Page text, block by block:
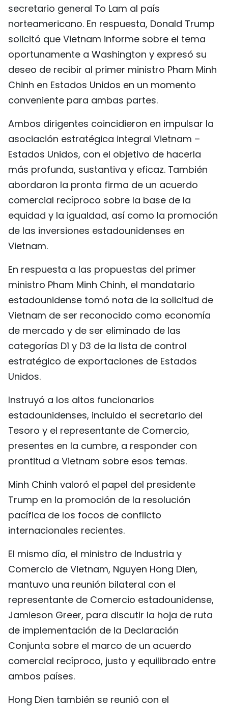
secretario general To Lam al país
norteamericano. En respuesta, Donald Trump
solicitó que Vietnam informe sobre el tema
oportunamente a Washington y expresó su
deseo de recibir al primer ministro Pham Minh
Chinh en Estados Unidos en un momento
conveniente para ambas partes.
Ambos dirigentes coincidieron en impulsar la
asociación estratégica integral Vietnam –
Estados Unidos, con el objetivo de hacerla
más profunda, sustantiva y eficaz. También
abordaron la pronta firma de un acuerdo
comercial recíproco sobre la base de la
equidad y la igualdad, así como la promoción
de las inversiones estadounidenses en
Vietnam.
En respuesta a las propuestas del primer
ministro Pham Minh Chinh, el mandatario
estadounidense tomó nota de la solicitud de
Vietnam de ser reconocido como economía
de mercado y de ser eliminado de las
categorías D1 y D3 de la lista de control
estratégico de exportaciones de Estados
Unidos.
Instruyó a los altos funcionarios
estadounidenses, incluido el secretario del
Tesoro y el representante de Comercio,
presentes en la cumbre, a responder con
prontitud a Vietnam sobre esos temas.
Minh Chinh valoró el papel del presidente
Trump en la promoción de la resolución
pacífica de los focos de conflicto
internacionales recientes.
El mismo día, el ministro de Industria y
Comercio de Vietnam, Nguyen Hong Dien,
mantuvo una reunión bilateral con el
representante de Comercio estadounidense,
Jamieson Greer, para discutir la hoja de ruta
de implementación de la Declaración
Conjunta sobre el marco de un acuerdo
comercial recíproco, justo y equilibrado entre
ambos países.
Hong Dien también se reunió con el